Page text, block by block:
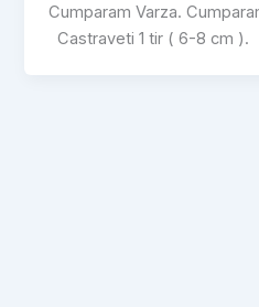
Cumparam Varza.
Castraveti 1 tir ( 6-8 cm